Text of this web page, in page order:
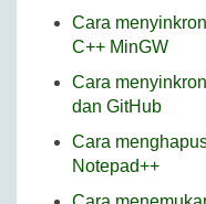
Cara
C++ MinGW
Cara
dan GitHub
Cara
Notepad++